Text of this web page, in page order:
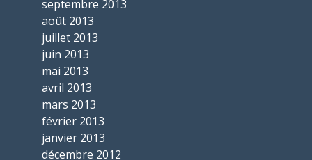
septembre 2013
août 2013
juillet 2013
juin 2013
mai 2013
avril 2013
mars 2013
février 2013
janvier 2013
décembre 2012